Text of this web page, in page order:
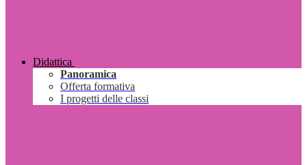
Didattica
Panoramica
Offerta formativa
I progetti delle classi